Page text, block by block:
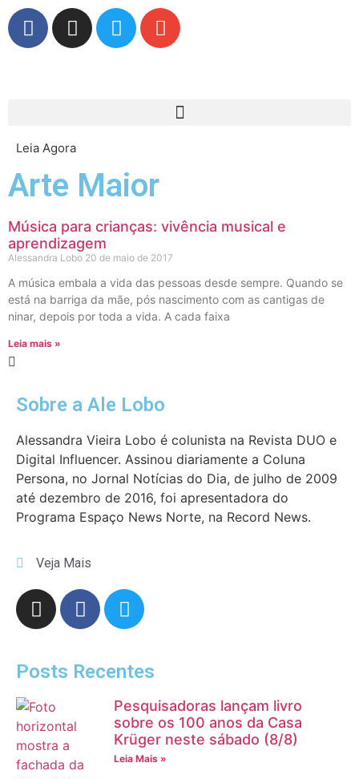
Leia Agora
Arte Maior
Música para crianças: vivência musical e
aprendizagem
Alessandra Lobo 20 de maio de 2017
A música embala a vida das pessoas desde sempre. Quando se
está na barriga da mãe, pós nascimento com as cantigas de
ninar, depois por toda a vida. A cada faixa
Leia mais »
Sobre a Ale Lobo
Alessandra Vieira Lobo é colunista na Revista DUO e
Digital Influencer. Assinou diariamente a Coluna
Persona, no Jornal Notícias do Dia, de julho de 2009
até dezembro de 2016, foi apresentadora do
Programa Espaço News Norte, na Record News.
Veja Mais
Posts Recentes
Pesquisadoras lançam livro
sobre os 100 anos da Casa
Krüger neste sábado (8/8)
Leia Mais »